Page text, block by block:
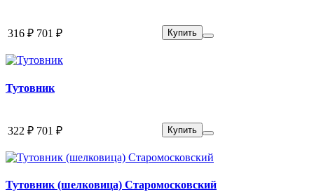
316 ₽ 701 ₽ Купить
Тутовник
322 ₽ 701 ₽ Купить
Тутовник (шелковица) Старомосковский